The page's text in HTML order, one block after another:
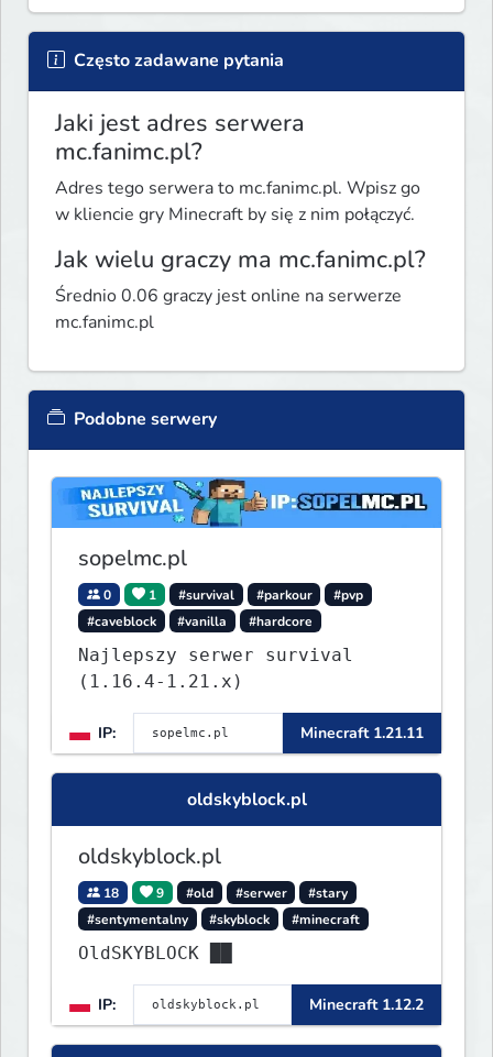
Często zadawane pytania
Jaki jest adres serwera
mc.fanimc.pl?
Adres tego serwera to mc.fanimc.pl. Wpisz go
w kliencie gry Minecraft by się z nim połączyć.
Jak wielu graczy ma mc.fanimc.pl?
Średnio 0.06 graczy jest online na serwerze
mc.fanimc.pl
Podobne serwery
sopelmc.pl
0 1 #survival #parkour
#pvp
#caveblock
#vanilla #hardcore
Najlepszy serwer survival
(1.16.4-1.21.x)
IP: Minecraft 1.21.11
oldskyblock.pl
oldskyblock.pl
18 9 #old #serwer
#stary
#sentymentalny
#skyblock #minecraft
OldSKYBLOCK ██
IP: Minecraft 1.12.2